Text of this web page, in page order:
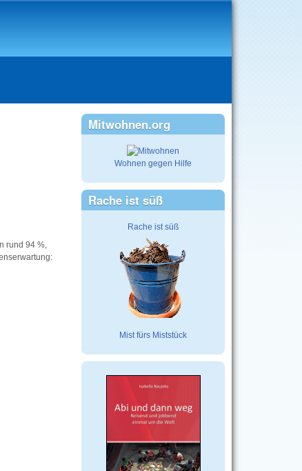
rund 94 %,
Mitwohnen.org
Wohnen gegen Hilfe
Rache ist süß
Rache ist süß
Mist fürs Miststück